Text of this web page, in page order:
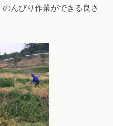
んびり作業ができる良さ